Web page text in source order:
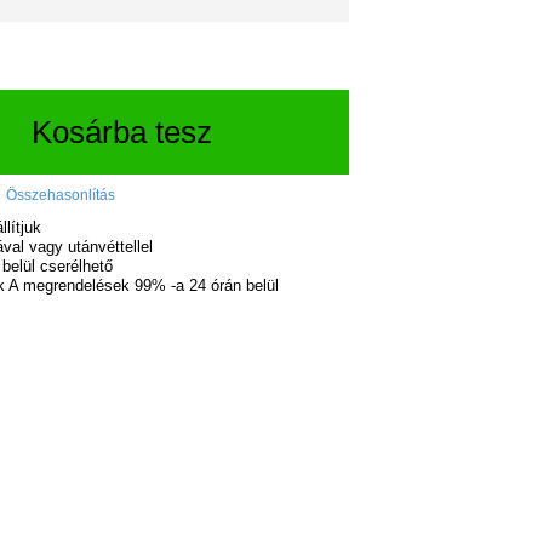
Kosárba tesz
Összehasonlítás
vagy utánvéttellel
cserélhető
A megrendelések 99% -a 24 órán belül